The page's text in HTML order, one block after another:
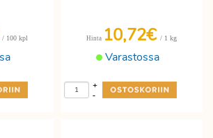
/ 100 kpl
Varastossa
Hinta 10,72€ / 1 kg
-
+